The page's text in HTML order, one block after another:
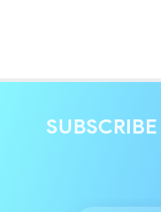
SUBSCRIBE